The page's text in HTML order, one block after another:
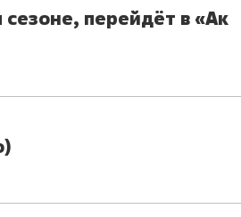
перейдёт в «Ак
25 лучших